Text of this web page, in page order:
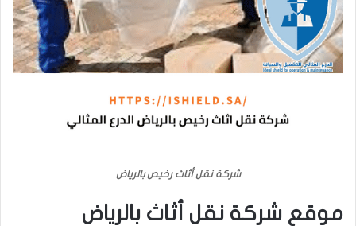
شركة نقل أثاث رخيص بالرياض
موقع شركة نقل أثاث بالرياض